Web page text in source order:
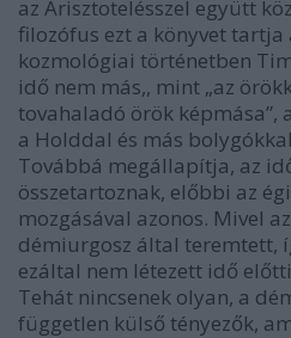
az Arisztotelésszel együtt
filozófus ezt a könyvet tartja
kozmológiai történetben
idő nem más,, mint „az
tovahaladó örök képmása”,
a Holddal és más
Továbbá megállapítja, az
összetartoznak, előbbi az
mozgásával azonos. Mivel
démiurgosz által teremtett,
ezáltal nem létezett idő
Tehát nincsenek olyan, a
független külső tényezők,